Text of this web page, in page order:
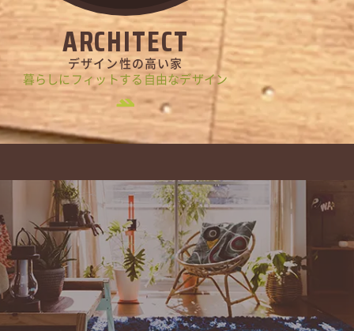
ARCHITECT
デザイン性の高い家
暮らしにフィットする自由なデザイン